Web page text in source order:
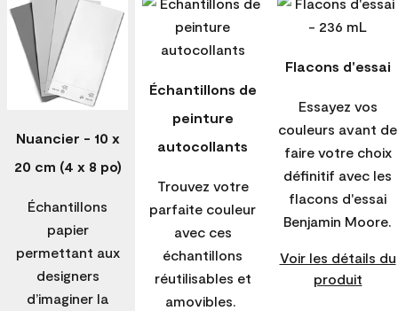
Nuancier - 10 x
20 cm (4 x 8 po)
Échantillons
papier
permettant aux
designers
d’imaginer la
Échantillons de
peinture
autocollants
Trouvez votre
parfaite couleur
avec ces
échantillons
réutilisables et
amovibles.
Flacons d'essai
Essayez vos
couleurs avant de
faire votre choix
définitif avec les
flacons d'essai
Benjamin Moore.
Voir les détails du
produit